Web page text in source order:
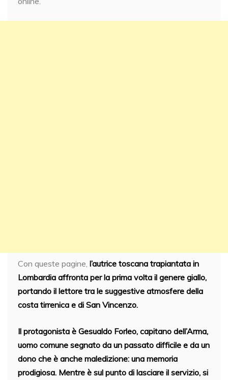
Con queste pagine, l’autrice toscana trapiantata in
Lombardia affronta per la prima volta il genere giallo,
portando il lettore tra le suggestive atmosfere della
costa tirrenica e di San Vincenzo.
Il protagonista è Gesualdo Forleo, capitano dell’Arma,
uomo comune segnato da un passato difficile e da un
dono che è anche maledizione: una memoria
prodigiosa. Mentre è sul punto di lasciare il servizio, si